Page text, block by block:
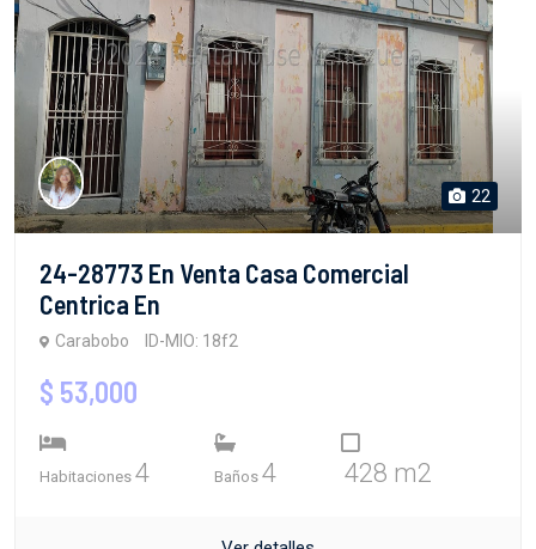
22
24-28773 En Venta Casa Comercial
Centrica En
Carabobo ID-MIO: 18f2
$ 53,000
Habitaciones 4 Baños 4 428 m2